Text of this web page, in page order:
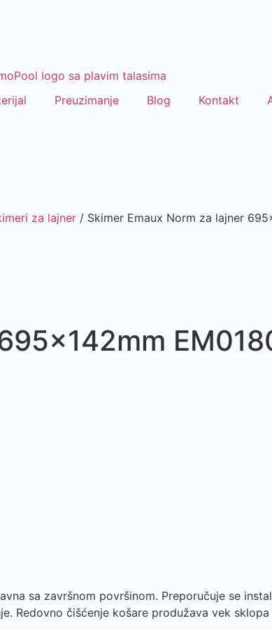
Preuzimanje Blog Kontakt
za lajner / Skimer Emaux Norm za lajner
sa završnom površinom. Preporučuje se
Redovno čišćenje košare produžava vek